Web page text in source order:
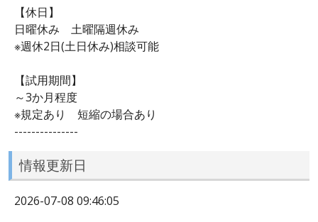
【休日】
日曜休み 土曜隔週休み
※週休2日(土日休み)相談可能
【試用期間】
～3か月程度
※規定あり 短縮の場合あり
---------------
情報更新日
2026-07-08 09:46:05